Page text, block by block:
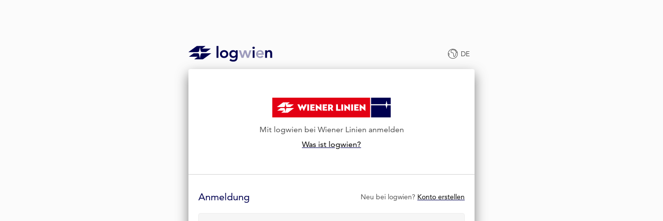
DE
Mit logwien bei Wiener Linien anmelden
Was ist logwien?
Formular
Anmeldung Neu bei logwien? Konto erstellen